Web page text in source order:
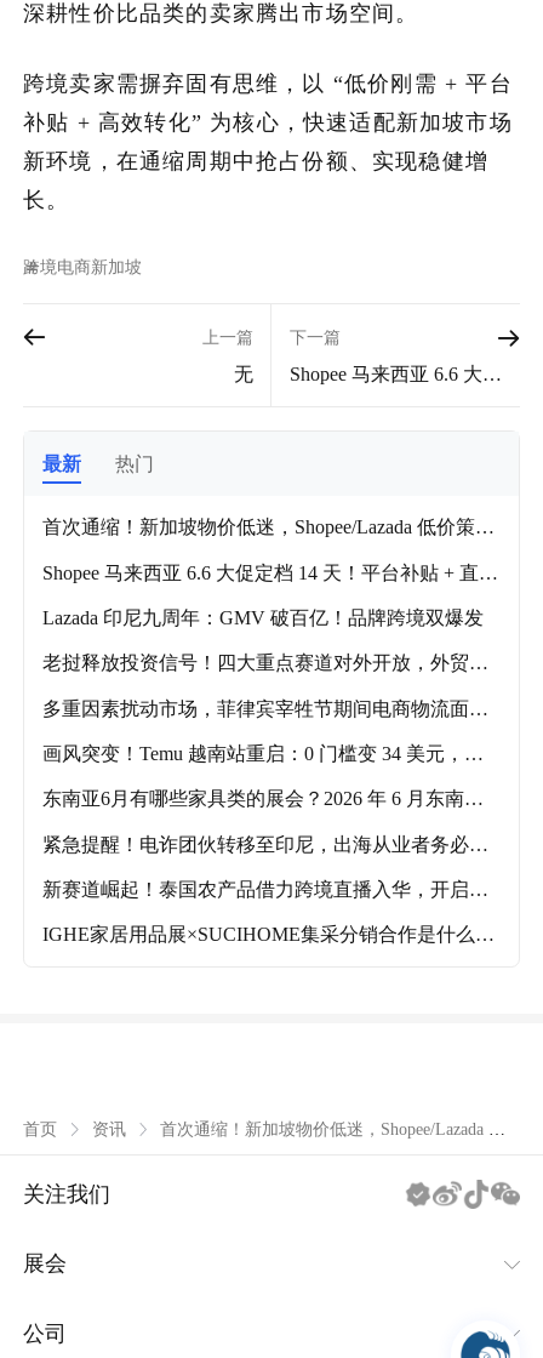
深耕性价比品类的卖家腾出市场空间。
跨境卖家需摒弃固有思维，以 “低价刚需 + 平台
补贴 + 高效转化” 为核心，快速适配新加坡市场
新环境，在通缩周期中抢占份额、实现稳健增
长。
跨境电商新加坡
上一篇
无
下一篇
Shopee 马来西亚 6.6 大促
最新 热门
首次通缩！新加坡物价低迷，Shopee/Lazada 低价策略
Shopee 马来西亚 6.6 大促定档 14 天！平台补贴 + 直播
Lazada 印尼九周年：GMV 破百亿！品牌跨境双爆发
老挝释放投资信号！四大重点赛道对外开放，外贸人
多重因素扰动市场，菲律宾宰牲节期间电商物流面临
画风突变！Temu 越南站重启：0 门槛变 34 美元，老
东南亚6月有哪些家具类的展会？2026 年 6 月东南亚
紧急提醒！电诈团伙转移至印尼，出海从业者务必提
新赛道崛起！泰国农产品借力跨境直播入华，开启外
IGHE家居用品展×SUCIHOME集采分销合作是什么？
首页 资讯
首次通缩！新加坡物价低迷，Shopee/Lazada 低
关注我们
展会
IEAE消费类电子及家用电器系列
公司